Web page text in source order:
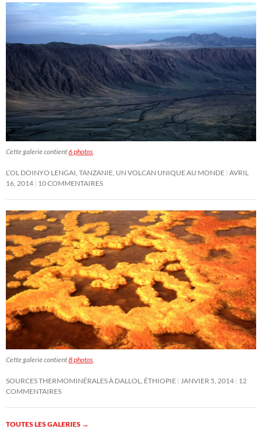
Cette galerie contient6 photos
L’OL DOINYO LENGAI, TANZANIE, UN VOLCAN UNIQUE AU MONDE AVRIL
16, 2014 10 COMMENTAIRES
Cette galerie contient8 photos
SOURCES THERMOMINÉRALES À DALLOL, ÉTHIOPIE JANVIER 5, 2014 12
COMMENTAIRES
TOUTES LES GALERIES →